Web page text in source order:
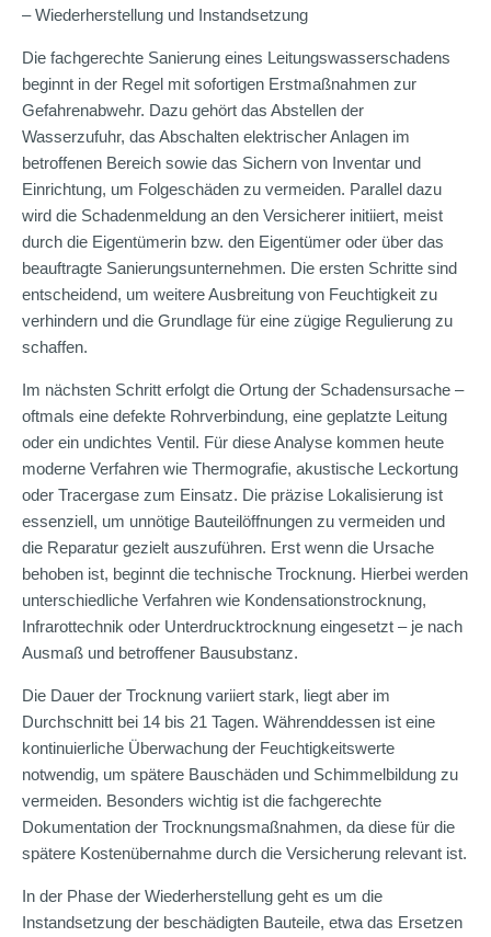
– Wiederherstellung und Instandsetzung
Die fachgerechte Sanierung eines Leitungswasserschadens
beginnt in der Regel mit sofortigen Erstmaßnahmen zur
Gefahrenabwehr. Dazu gehört das Abstellen der
Wasserzufuhr, das Abschalten elektrischer Anlagen im
betroffenen Bereich sowie das Sichern von Inventar und
Einrichtung, um Folgeschäden zu vermeiden. Parallel dazu
wird die Schadenmeldung an den Versicherer initiiert, meist
durch die Eigentümerin bzw. den Eigentümer oder über das
beauftragte Sanierungsunternehmen. Die ersten Schritte sind
entscheidend, um weitere Ausbreitung von Feuchtigkeit zu
verhindern und die Grundlage für eine zügige Regulierung zu
schaffen.
Im nächsten Schritt erfolgt die Ortung der Schadensursache –
oftmals eine defekte Rohrverbindung, eine geplatzte Leitung
oder ein undichtes Ventil. Für diese Analyse kommen heute
moderne Verfahren wie Thermografie, akustische Leckortung
oder Tracergase zum Einsatz. Die präzise Lokalisierung ist
essenziell, um unnötige Bauteilöffnungen zu vermeiden und
die Reparatur gezielt auszuführen. Erst wenn die Ursache
behoben ist, beginnt die technische Trocknung. Hierbei werden
unterschiedliche Verfahren wie Kondensationstrocknung,
Infrarottechnik oder Unterdrucktrocknung eingesetzt – je nach
Ausmaß und betroffener Bausubstanz.
Die Dauer der Trocknung variiert stark, liegt aber im
Durchschnitt bei 14 bis 21 Tagen. Währenddessen ist eine
kontinuierliche Überwachung der Feuchtigkeitswerte
notwendig, um spätere Bauschäden und Schimmelbildung zu
vermeiden. Besonders wichtig ist die fachgerechte
Dokumentation der Trocknungsmaßnahmen, da diese für die
spätere Kostenübernahme durch die Versicherung relevant ist.
In der Phase der Wiederherstellung geht es um die
Instandsetzung der beschädigten Bauteile, etwa das Ersetzen